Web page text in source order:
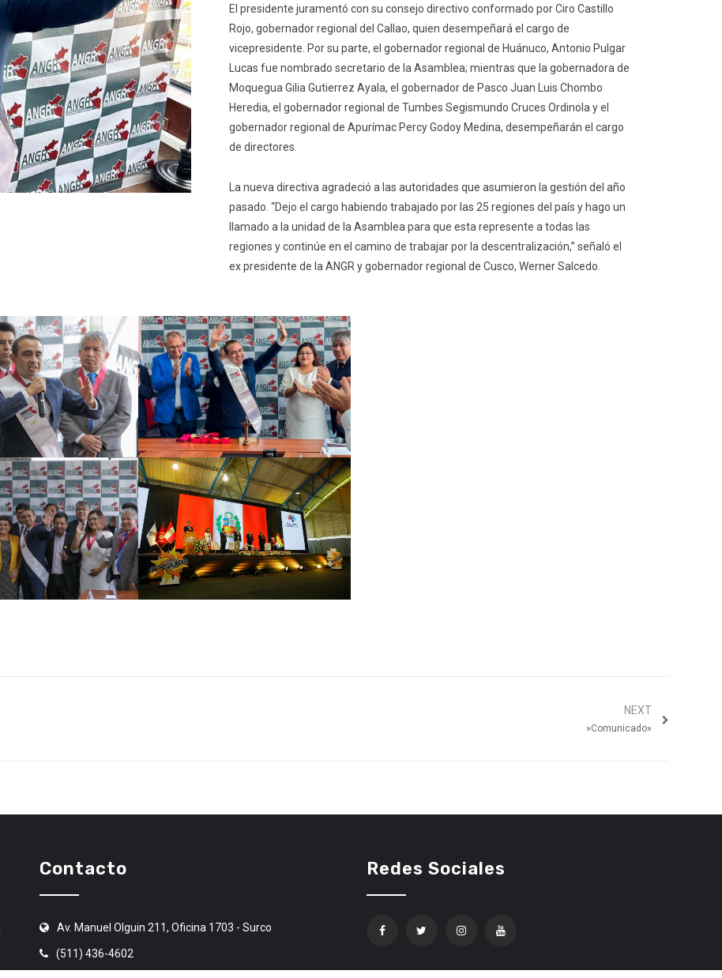
El presidente juramentó con su consejo directivo conformado por Ciro Castillo
Rojo, gobernador regional del Callao, quien desempeñará el cargo de
vicepresidente. Por su parte, el gobernador regional de Huánuco, Antonio Pulgar
Lucas fue nombrado secretario de la Asamblea; mientras que la gobernadora de
Moquegua Gilia Gutierrez Ayala, el gobernador de Pasco Juan Luis Chombo
Heredia, el gobernador regional de Tumbes Segismundo Cruces Ordinola y el
gobernador regional de Apurímac Percy Godoy Medina, desempeñarán el cargo
de directores.
La nueva directiva agradeció a las autoridades que asumieron la gestión del año
pasado. “Dejo el cargo habiendo trabajado por las 25 regiones del país y hago un
llamado a la unidad de la Asamblea para que esta represente a todas las
regiones y continúe en el camino de trabajar por la descentralización,” señaló el
ex presidente de la ANGR y gobernador regional de Cusco, Werner Salcedo.
NEXT
»Comunicado»
Contacto
Av. Manuel Olguin 211, Oficina 1703 - Surco
(511) 436-4602
Redes Sociales